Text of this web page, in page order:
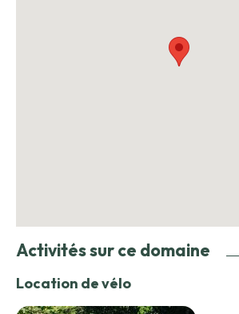
Activités sur ce domaine
Location de vélo